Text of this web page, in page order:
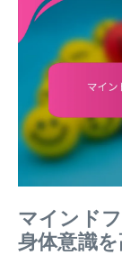
マインド
身体意識